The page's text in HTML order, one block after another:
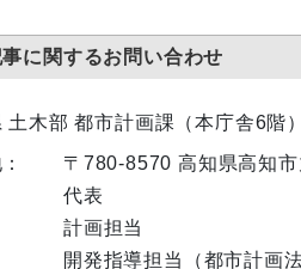
事に関するお問い合わせ
土木部 都市計画課（本庁舎6階）
〒780-8570 高知県高知
代表
計画担当
開発指導担当（都市計画法